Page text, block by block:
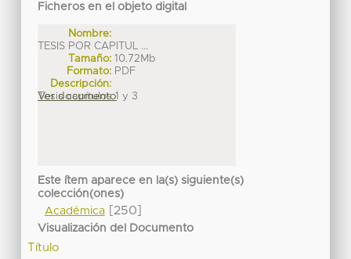
Ficheros en el objeto digital
Nombre:
TESIS POR CAPITUL ...
Tamaño: 10.72Mb
Formato: PDF
Descripción:
Tesis capítulos 1 y 3
Ver documento
Este ítem aparece en la(s) siguiente(s)
colección(ones)
Académica[250]
Visualización del Documento
Título